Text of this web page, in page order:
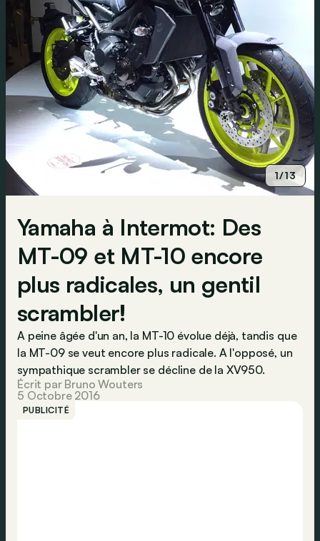
1/13
Yamaha à Intermot: Des
MT-09 et MT-10 encore
plus radicales, un gentil
scrambler!
A peine âgée d'un an, la MT-10 évolue déjà, tandis que
la MT-09 se veut encore plus radicale. A l'opposé, un
sympathique scrambler se décline de la XV950.
Écrit par Bruno Wouters
5 Octobre 2016
PUBLICITÉ